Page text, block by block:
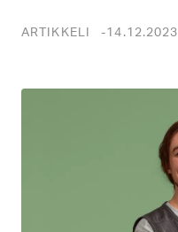
ARTIKKELI 14.12.2023